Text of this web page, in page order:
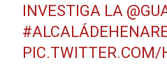
INVESTIGA LA
PIC.TWITTER.COM/